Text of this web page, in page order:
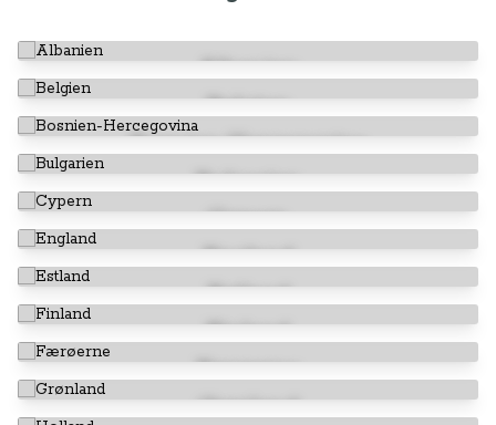
Albanien
Belgien
Bosnien-Hercegovina
Bulgarien
Cypern
England
Estland
Finland
Færøerne
Grønland